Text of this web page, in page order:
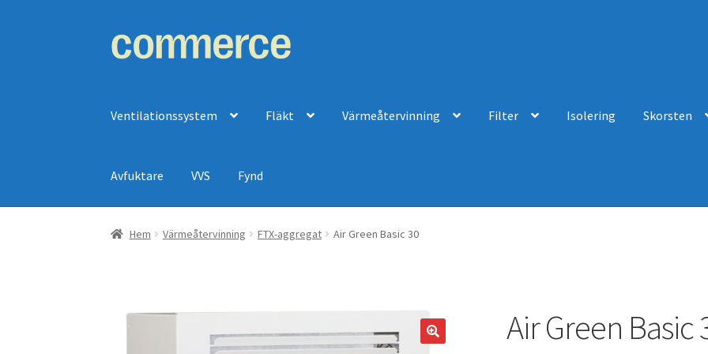
Hoppa
till
Hoppa
till
Ventilationssystem Fläkt Värmeåtervinning Filter Isolering Skorsten
Avfuktare VVS Fynd
Hem Värmeåtervinning FTX-aggregat Air Green Basic 30
Air Green Basic